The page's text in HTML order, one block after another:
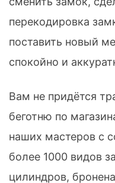
перекодировка
поставить новый
спокойно и
Вам не придётся
беготню по
наших мастеров с
более 1000 видов
цилиндров,